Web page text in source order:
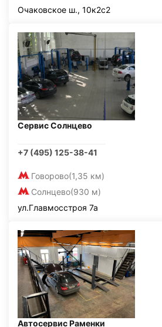
Очаковское ш., 10к2с2
Сервис Солнцево
+7 (495) 125-38-41
Говорово(1,35 км)
Солнцево(930 м)
ул.Главмосстроя 7а
Автосервис Раменки